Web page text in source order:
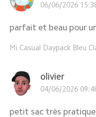
06/06/2026
parfait et beau pour
Mi Casual Daypack Bleu
olivier
04/06/2026
petit sac très pratique